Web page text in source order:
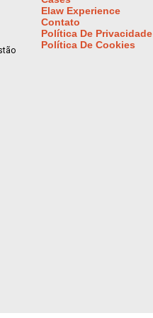
Elaw Experience
Contato
Política De Privacidade
Política De Cookies